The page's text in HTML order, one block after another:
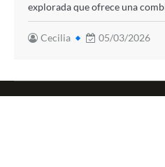
explorada que ofrece una
Cecilia 05/03/2026